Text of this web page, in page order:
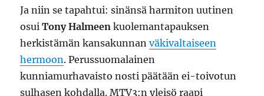
Ja niin se tapahtui: sinänsä harmiton uutinen
osuiTony Halmeen kuolemantapauksen
herkistämän kansakunnanväkivaltaiseen
hermoon. Perussuomalainen
kunniamurhavaisto nosti päätään ei-toivotun
sulhasen kohdalla. MTV3:n yleisö raapi